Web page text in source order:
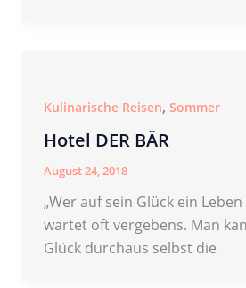
Kulinarische Reisen, Sommer
Hotel DER BÄR
August 24, 2018
„Wer auf sein Glück ein
wartet oft vergebens. Man
Glück durchaus selbst die